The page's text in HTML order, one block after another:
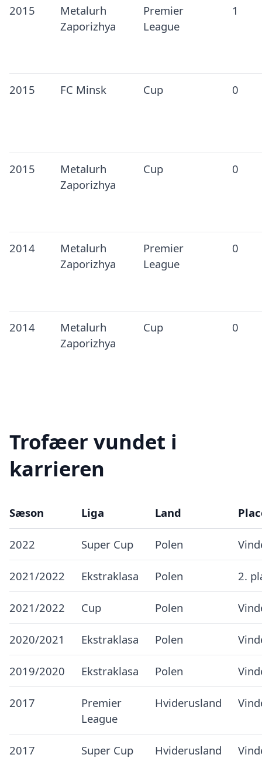
2015
Metalurh
Zaporizhya
Premier
League
1
2015 FC Minsk Cup 0
2015
Metalurh
Zaporizhya
Cup 0
2014
Metalurh
Zaporizhya
Premier
League
0
2014
Metalurh
Zaporizhya
Cup 0
Trofæer vundet i
karrieren
Sæson Liga Land
2022 Super Cup Polen
2021/2022 Ekstraklasa Polen 2.
2021/2022 Cup Polen
2020/2021 Ekstraklasa Polen
2019/2020 Ekstraklasa Polen
2017
Premier
League
Hviderusland
2017 Super Cup Hviderusland